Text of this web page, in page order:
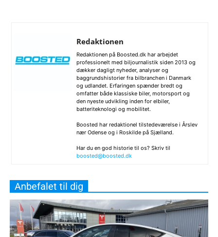
Redaktionen
Redaktionen på Boosted.dk har arbejdet
professionelt med biljournalistik siden 2013 og
dækker dagligt nyheder, analyser og
baggrundshistorier fra bilbranchen i Danmark
og udlandet. Erfaringen spænder bredt og
omfatter både klassiske biler, motorsport og
den nyeste udvikling inden for elbiler,
batteriteknologi og mobilitet.
Boosted har redaktionel tilstedeværelse i Årslev
nær Odense og i Roskilde på Sjælland.
Har du en god historie til os? Skriv til
boosted@boosted.dk